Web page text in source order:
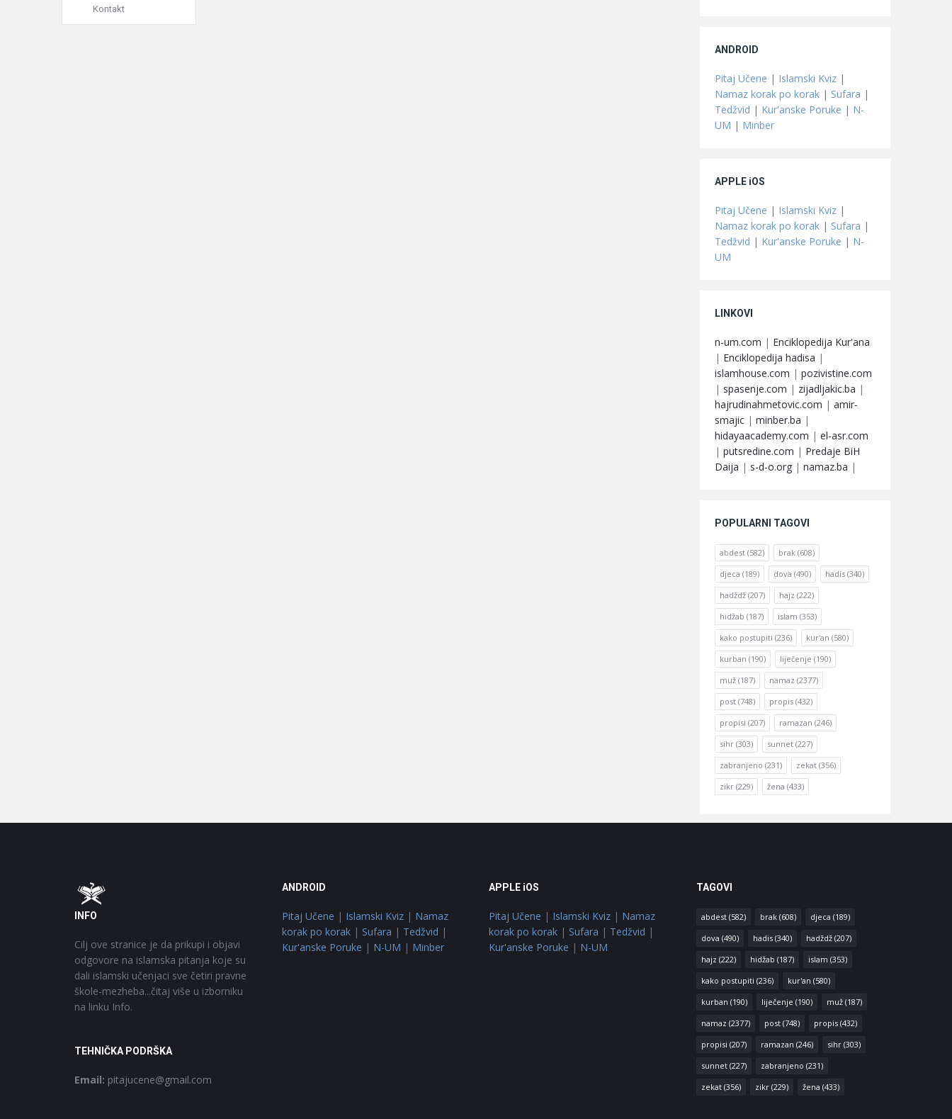
ANDROID
Pitaj Učene | Islamski Kviz |
Namaz korak po korak | Sufara |
Tedžvid | Kur'anske Poruke | N-
UM | Minber
APPLE iOS
Pitaj Učene | Islamski Kviz |
Namaz korak po korak | Sufara |
Tedžvid | Kur'anske Poruke | N-
UM
LINKOVI
n-um.com | Enciklopedija Kur'ana
| Enciklopedija hadisa |
islamhouse.com | pozivistine.com
| spasenje.com | zijadljakic.ba |
hajrudinahmetovic.com | amir-
smajic | minber.ba |
hidayaacademy.com | el-asr.com
| putsredine.com | Predaje BiH
Daija | s-d-o.org | namaz.ba |
POPULARNI TAGOVI
abdest (582) brak (608)
djeca (189) dova (490) hadis (340)
hadždž (207) hajz (222)
hidžab (187) islam (353)
kako postupiti (236) kur'an (580)
kurban (190) liječenje (190)
muž (187) namaz (2377)
post (748) propis (432)
propisi (207) ramazan (246)
sihr (303) sunnet (227)
zabranjeno (231) zekat (356)
zikr (229) žena (433)
Kontakt
Footer
INFO
Cilj ove stranice je da prikupi i objavi
odgovore na islamska pitanja koje su
dali islamski učenjaci sve četiri pravne
škole-mezheba...čitaj više u izborniku
na linku Info.
TEHNIČKA PODRŠKA
Email: pitajucene@gmail.com
ANDROID
Pitaj Učene | Islamski Kviz| Namaz
korak po korak| Sufara | Tedžvid |
Kur'anske Poruke | N-UM | Minber
APPLE iOS
Pitaj Učene | Islamski Kviz | Namaz
korak po korak | Sufara | Tedžvid |
Kur'anske Poruke | N-UM
TAGOVI
abdest(582) brak(608) djeca (189)
dova (490) hadis(340) hadždž(207)
hajz (222) hidžab (187) islam (353)
kako postupiti (236) kur'an (580)
kurban (190) liječenje (190) muž(187)
namaz (2377) post(748) propis(432)
propisi (207) ramazan (246) sihr(303)
sunnet(227) zabranjeno (231)
zekat(356) zikr(229) žena (433)